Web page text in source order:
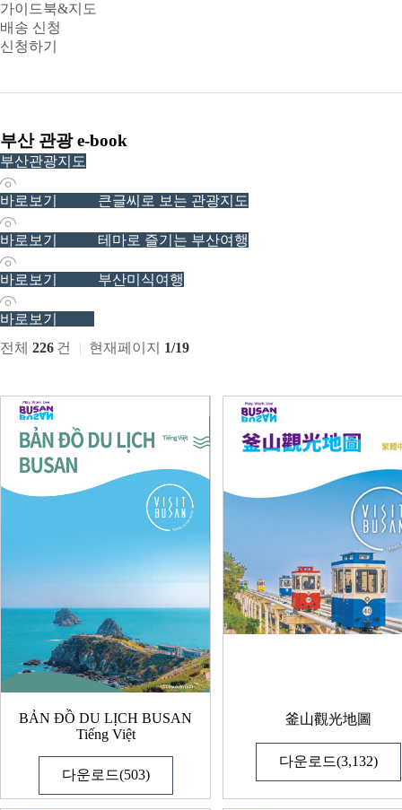
가이드북&지도
배송 신청
신청하기
부산 관광 e-book
부산관광지도
바로보기
큰글씨로 보는 관광지도
바로보기
테마로 즐기는 부산여행
바로보기
부산미식여행
바로보기
전체 226 건 현재페이지 1/19
BẢN ĐỒ DU LỊCH BUSAN
Tiếng Việt
다운로드(503)
釜山觀光地圖
다운로드(3,132)